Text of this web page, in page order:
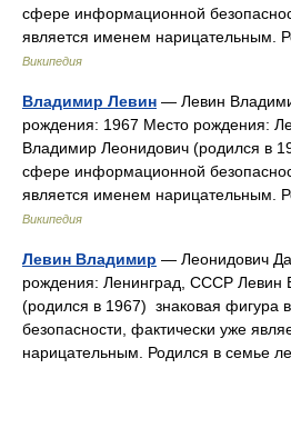
сфере информационной
является именем нарицательным.
Википедия
Владимир Левин — Левин
рождения: 1967 Место рождения:
Владимир Леонидович (родился в
сфере информационной
является именем нарицательным.
Википедия
Левин Владимир — Леонидович
рождения: Ленинград, СССР Левин
(родился в 1967) знаковая
безопасности, фактически уже
нарицательным. Родился в семье